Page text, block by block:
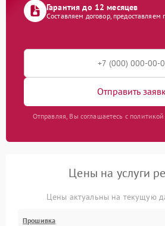
Гарантия до 12 месяцев
Составляем договор, предоставляем
Отправить
Отправляя, Вы соглашаетесь с
Цены на услуги
Цены актуальны на текущую
Прошивка